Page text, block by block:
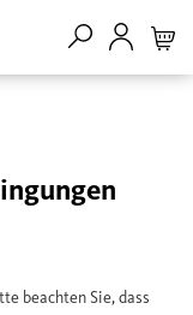
beachten Sie, dass